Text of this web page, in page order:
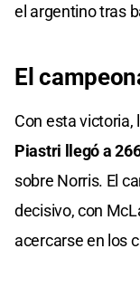
el argentino tras
El
Con esta victoria,
Piastri llegó a
sobre Norris. El
decisivo, con
acercarse en los